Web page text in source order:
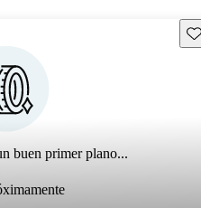
buen primer plano...